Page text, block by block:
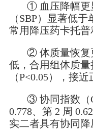
① 血压降幅更
（SBP）显著低
常用降压药卡托普
② 体质量恢复
低，合用组体质
（P<0.05），接
③ 协同指数（
0.778、第 2 周
实二者具有协同降